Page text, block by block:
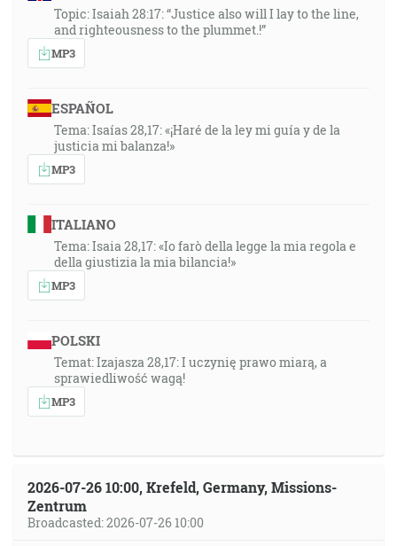
Topic: Isaiah 28:17: “Justice also will I lay to the line,
and righteousness to the plummet.!”
MP3
ESPAÑOL
Tema: Isaías 28,17: «¡Haré de la ley mi guía y de la
justicia mi balanza!»
MP3
ITALIANO
Tema: Isaia 28,17: «Io farò della legge la mia regola e
della giustizia la mia bilancia!»
MP3
POLSKI
Temat: Izajasza 28,17: I uczynię prawo miarą, a
sprawiedliwość wagą!
MP3
2026-07-26 10:00, Krefeld, Germany, Missions-
Zentrum
Broadcasted: 2026-07-26 10:00